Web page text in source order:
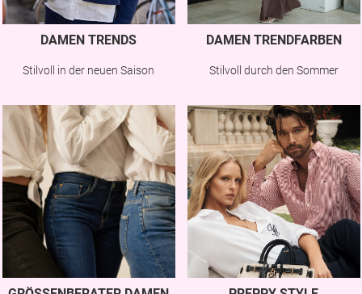
DAMEN TRENDS
Stilvoll in der neuen Saison
DAMEN TRENDFARBEN
Stilvoll durch den Sommer